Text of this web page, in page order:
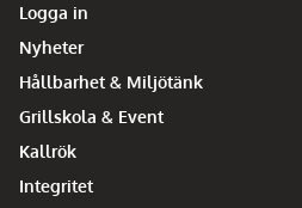
Logga in
Nyheter
Hållbarhet & Miljötänk
Grillskola & Event
Kallrök
Integritet